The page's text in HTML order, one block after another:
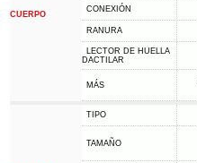
CUERPO
CONEXIÓN
RANURA
LECTOR DE HUELLA
DACTILAR
MÁS
TIPO
TAMAÑO